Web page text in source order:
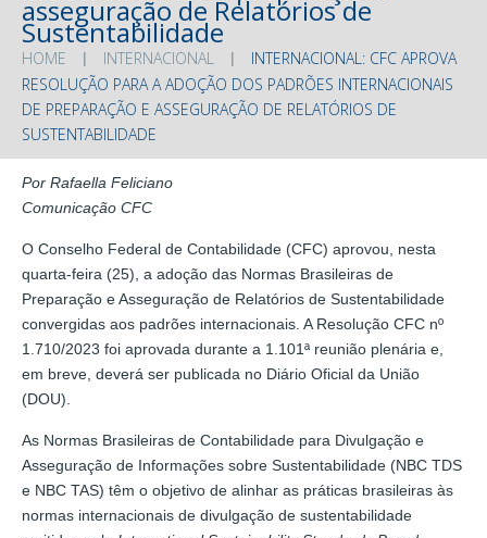
asseguração de Relatórios de
Sustentabilidade
HOME INTERNACIONAL
INTERNACIONAL: CFC APROVA
RESOLUÇÃO PARA A ADOÇÃO DOS PADRÕES INTERNACIONAIS
DE PREPARAÇÃO E ASSEGURAÇÃO DE RELATÓRIOS DE
SUSTENTABILIDADE
Por Rafaella Feliciano
Comunicação CFC
O Conselho Federal de Contabilidade (CFC) aprovou, nesta
quarta-feira (25), a adoção das Normas Brasileiras de
Preparação e Asseguração de Relatórios de Sustentabilidade
convergidas aos padrões internacionais. A Resolução CFC nº
1.710/2023 foi aprovada durante a 1.101ª reunião plenária e,
em breve, deverá ser publicada no Diário Oficial da União
(DOU).
As Normas Brasileiras de Contabilidade para Divulgação e
Asseguração de Informações sobre Sustentabilidade (NBC TDS
e NBC TAS) têm o objetivo de alinhar as práticas brasileiras às
normas internacionais de divulgação de sustentabilidade